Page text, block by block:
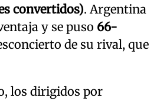
convertidos). Argentina
y se puso 66-
de su rival, que
los dirigidos por